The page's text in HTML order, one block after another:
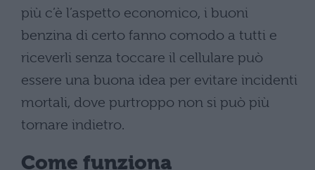
più c’è l’aspetto economico, i buoni
benzina di certo fanno comodo a tutti e
riceverli senza toccare il cellulare può
essere una buona idea per evitare incidenti
mortali, dove purtroppo non si può più
tornare indietro.
Come funziona